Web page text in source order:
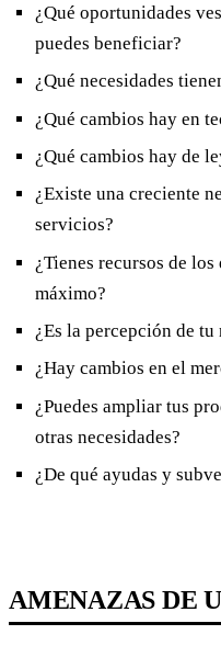
¿Qué oportunidades
puedes beneficiar?
¿Qué necesidades
¿Qué cambios hay en
¿Qué cambios hay de
¿Existe una creciente
servicios?
¿Tienes recursos de
máximo?
¿Es la percepción de
¿Hay cambios en el
¿Puedes ampliar tus
otras necesidades?
¿De qué ayudas y
AMENAZAS DE